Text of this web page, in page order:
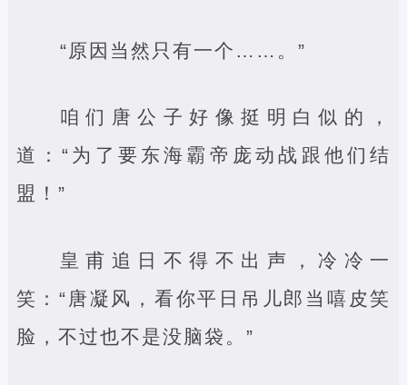
“原因当然只有一个……。”
咱们唐公子好像挺明白似的，
道：“为了要东海霸帝庞动战跟他们结
盟！”
皇甫追日不得不出声，冷冷一
笑：“唐凝风，看你平日吊儿郎当嘻皮笑
脸，不过也不是没脑袋。”